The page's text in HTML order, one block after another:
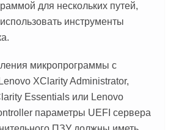
для нескольких путей,
инструменты
микропрограммы с
Lenovo XClarity Administrator,
Essentials или Lenovo
параметры UEFI сервера